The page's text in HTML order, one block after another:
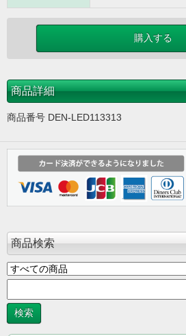
商品詳細
商品番号 DEN-LED113313
商品検索